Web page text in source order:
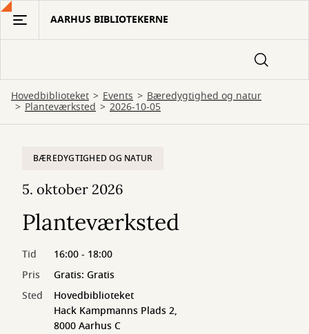
Gå
hovedindhold
AARHUS BIBLIOTEKERNE
Hovedbiblioteket Events Bæredygtighed og natur
Planteværksted 2026-10-05
BÆREDYGTIGHED OG NATUR
5. oktober 2026
Planteværksted
Tid
16:00 - 18:00
Pris
Gratis: Gratis
Sted
Hovedbiblioteket
Hack Kampmanns Plads 2,
8000 Aarhus C